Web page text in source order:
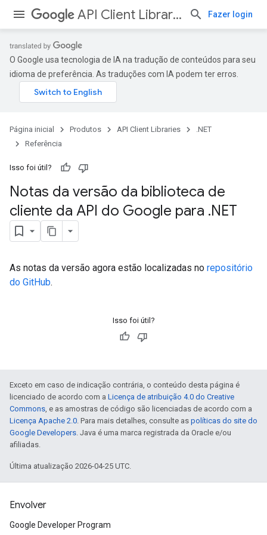
API Client Libraries Fazer login
O Google usa tecnologia de IA na tradução de conteúdos para seu
idioma de preferência. As traduções com IA podem ter erros.
Página inicial Produtos API Client Libraries
.NET
Referência
Isso foi útil?
Notas da versão da biblioteca de
cliente da API do Google para .NET
As notas da versão agora estão localizadas no repositório
do GitHub.
Isso foi útil?
Exceto em caso de indicação contrária, o conteúdo desta página é
licenciado de acordo com a Licença de atribuição 4.0 do Creative
Commons, e as amostras de código são licenciadas de acordo com a
Licença Apache 2.0. Para mais detalhes, consulte as políticas do site do
Google Developers. Java é uma marca registrada da Oracle e/ou
afiliadas.
Última atualização 2026-04-25 UTC.
Envolver
Google Developer Program